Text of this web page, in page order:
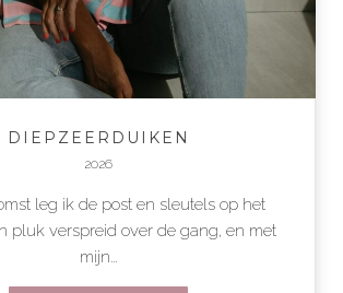
DIEPZEERDUIKEN
2026
leg ik de post en sleutels op het
pluk verspreid over de gang, en met
mijn…